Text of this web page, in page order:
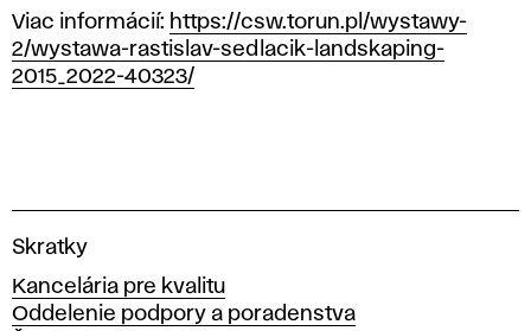
Viac informácií: https://csw.torun.pl/wystawy-
2/wystawa-rastislav-sedlacik-landskaping-
2015_2022-40323/
V
s
o
Skratky
Kancelária pre kvalitu
Oddelenie podpory a poradenstva